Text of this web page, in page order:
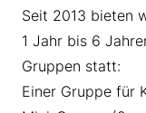
Seit 2013 bieten
1 Jahr bis 6
Gruppen statt:
Einer Gruppe für